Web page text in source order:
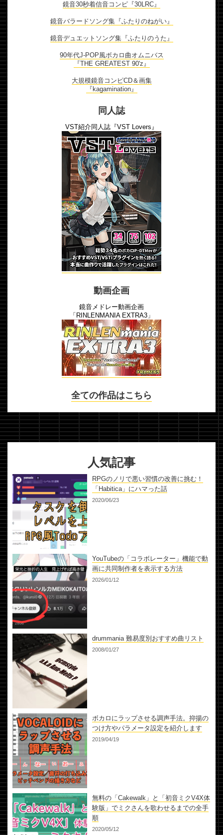
鏡音30秒着信音コンピ『30LRC』
鏡音バラードソング集『ふたりのねがい』
鏡音デュエットソング集『ふたりのうた』
90年代J-POP風ボカロ曲オムニバス
『THE GREATEST 90'z』
大規模鏡音コンピCD＆画集
『kagamination』
同人誌
VST紹介同人誌『VST Lovers』
動画企画
鏡音メドレー動画企画
「RINLENMANIA EXTRA3」
全ての作品はこちら
人気記事
RPGのノリで悪い習慣の改善に挑む！
「Habitica」にハマった話
2020/06/23
YouTubeの「コラボレーター」機能で動
画に共同制作者を表示する方法
2026/01/12
drummania 難易度別おすすめ曲リスト
2008/01/27
ボカロにラップさせる調声手法。抑揚の
つけ方やパラメータ設定を紹介します
2019/04/19
無料の「Cakewalk」と「初音ミクV4X体
験版」でミクさんを歌わせるまでの全手
順
2020/05/12